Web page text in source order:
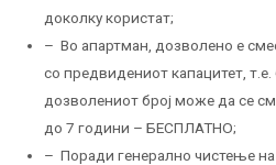
доколку користат;
– Во апартман, дозволено е
со предвидениот капацитет, т.е.
дозволениот број може да се
до 7 години – БЕСПЛАТНО;
– Поради генерално чистење на